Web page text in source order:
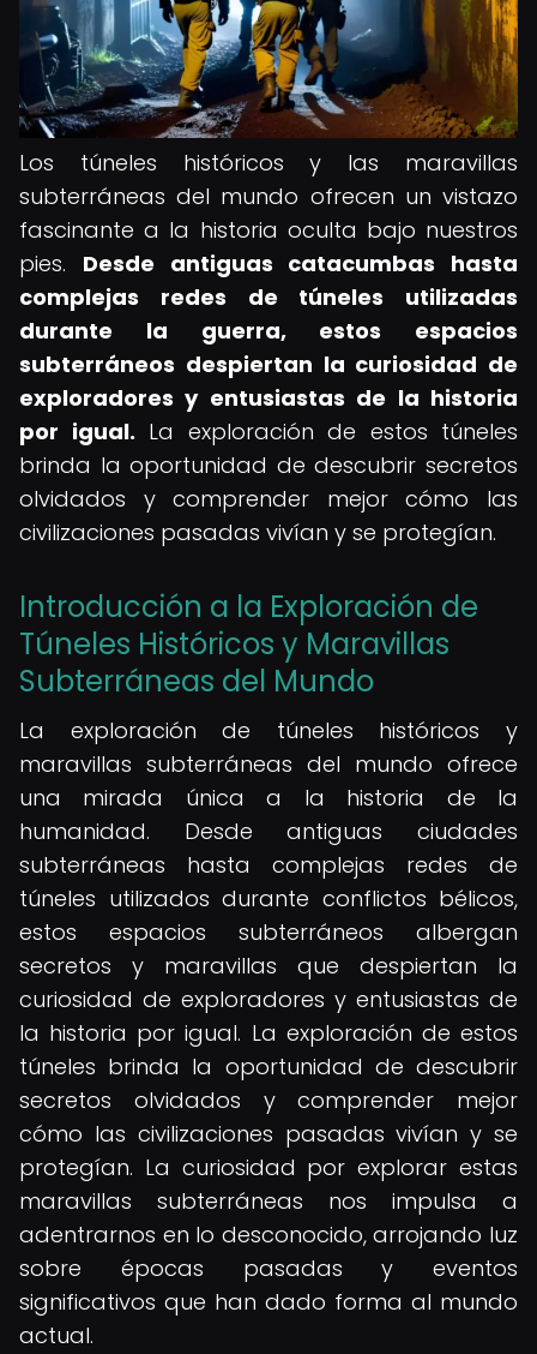
Los túneles históricos y las maravillas
subterráneas del mundo ofrecen un vistazo
fascinante a la historia oculta bajo nuestros
pies. Desde antiguas catacumbas hasta
complejas redes de túneles utilizadas
durante la guerra, estos espacios
subterráneos despiertan la curiosidad de
exploradores y entusiastas de la historia
por igual. La exploración de estos túneles
brinda la oportunidad de descubrir secretos
olvidados y comprender mejor cómo las
civilizaciones pasadas vivían y se protegían.
Introducción a la Exploración de
Túneles Históricos y Maravillas
Subterráneas del Mundo
La exploración de túneles históricos y
maravillas subterráneas del mundo ofrece
una mirada única a la historia de la
humanidad. Desde antiguas ciudades
subterráneas hasta complejas redes de
túneles utilizados durante conflictos bélicos,
estos espacios subterráneos albergan
secretos y maravillas que despiertan la
curiosidad de exploradores y entusiastas de
la historia por igual. La exploración de estos
túneles brinda la oportunidad de descubrir
secretos olvidados y comprender mejor
cómo las civilizaciones pasadas vivían y se
protegían. La curiosidad por explorar estas
maravillas subterráneas nos impulsa a
adentrarnos en lo desconocido, arrojando luz
sobre épocas pasadas y eventos
significativos que han dado forma al mundo
actual.